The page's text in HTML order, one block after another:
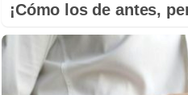
¡Cómo los de antes,